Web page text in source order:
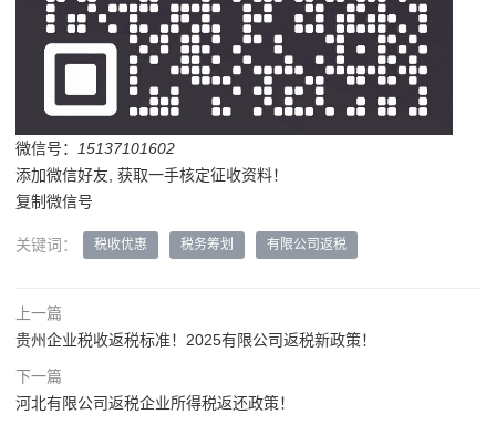
微信号：
15137101602
添加微信好友, 获取一手核定征收资料！
复制微信号
关键词： 税收优惠 税务筹划 有限公司返税
上一篇
贵州企业税收返税标准！2025有限公司返税新政策！
下一篇
河北有限公司返税企业所得税返还政策！